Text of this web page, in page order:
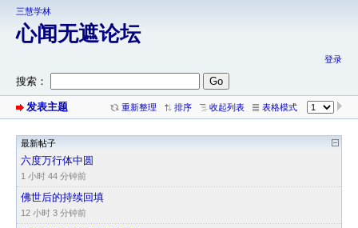
三慧学林
心闻无遮论坛
登录
搜索：
发表主题 重新整理 排序 收起列表 表格模式
最新帖子
六度万行体中圆
1 小时 44 分钟前
佛世后的持续回填
12 小时 3 分钟前